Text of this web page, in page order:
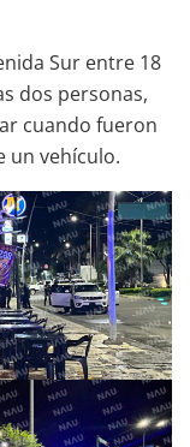
Sur entre 18
dos personas,
cuando fueron
un vehículo.